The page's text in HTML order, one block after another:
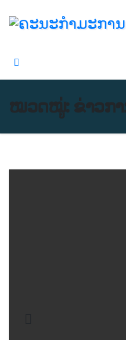
ໝວດໝູ່: ຂ່າວກ